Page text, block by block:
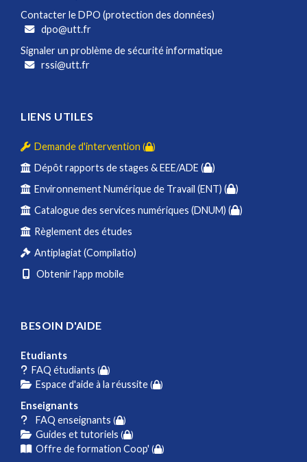
Contacter le DPO (protection des données)
dpo@utt.fr
Signaler un problème de sécurité informatique
rssi@utt.fr
LIENS UTILES
Demande d'intervention ( )
Dépôt rapports de stages & EEE/ADE (
)
Environnement Numérique de Travail (ENT) (
)
Catalogue des services numériques (DNUM) (
)
Règlement des études
Antiplagiat (Compilatio)
Obtenir l'app mobile
BESOIN D'AIDE
Etudiants
FAQ étudiants ( )
Espace d'aide à la réussite( )
Enseignants
FAQ enseignants ( )
Guides et tutoriels ( )
Offre de formation Coop' ( )